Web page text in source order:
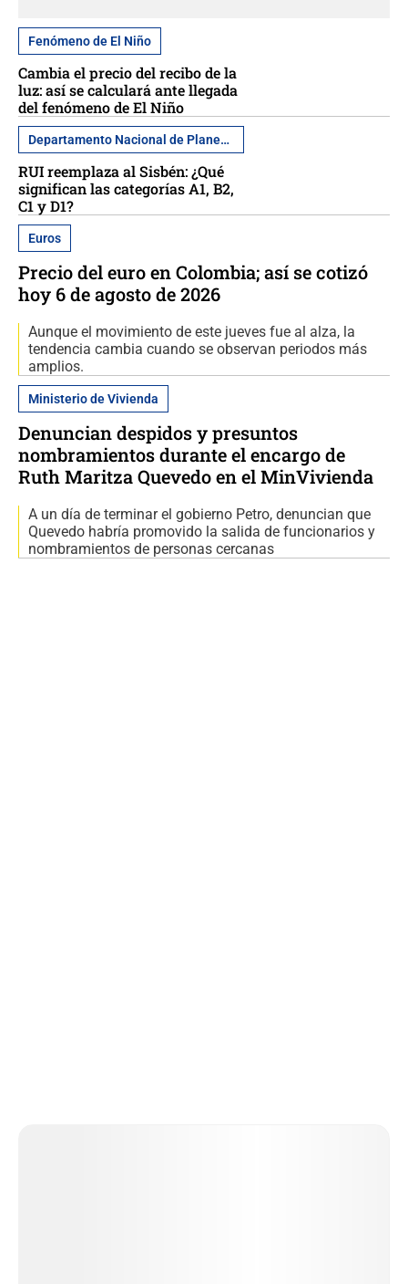
Fenómeno de El Niño
Cambia el precio del recibo de la
luz: así se calculará ante llegada
del fenómeno de El Niño
Departamento Nacional de Planeación
RUI reemplaza al Sisbén: ¿Qué
significan las categorías A1, B2,
C1 y D1?
Euros
Precio del euro en Colombia; así se cotizó
hoy 6 de agosto de 2026
Aunque el movimiento de este jueves fue al alza, la
tendencia cambia cuando se observan periodos más
amplios.
Ministerio de Vivienda
Denuncian despidos y presuntos
nombramientos durante el encargo de
Ruth Maritza Quevedo en el MinVivienda
A un día de terminar el gobierno Petro, denuncian que
Quevedo habría promovido la salida de funcionarios y
nombramientos de personas cercanas